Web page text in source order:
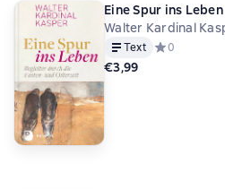
Eine Spur ins Leben
Walter Kardinal
Text Средний
0
€3,99